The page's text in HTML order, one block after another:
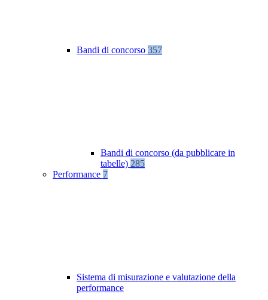
Bandi di concorso 357
Bandi di concorso (da pubblicare in
tabelle) 285
Performance 7
Sistema di misurazione e valutazione della
performance